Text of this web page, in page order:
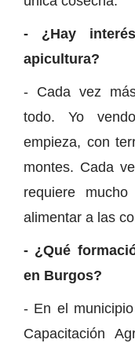
- ¿Hay
apicultura?
- Cada vez
todo. Yo
empieza, con
montes. Cada
requiere
alimentar a las
- ¿Qué
en Burgos?
- En el
Capacitación